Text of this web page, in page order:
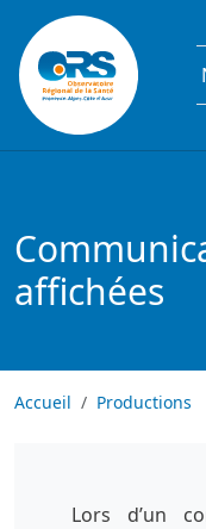
Aller au contenu
affichées
Accueil Productions
Lors d’un